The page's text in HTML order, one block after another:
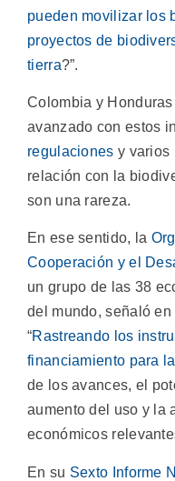
pueden movilizar los
proyectos de
tierra?”.
Colombia y
avanzado con estos
regulaciones y varios
relación con la
son una rareza.
En ese sentido, la
Cooperación y el
un grupo de las 38
del mundo, señaló
“Rastreando los
financiamiento para
de los avances, el
aumento del uso y la
económicos
En su Sexto Informe